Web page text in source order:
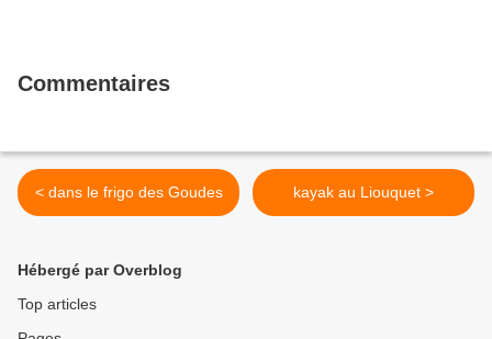
Commentaires
< dans le frigo des Goudes kayak au Liouquet >
Hébergé par Overblog
Top articles